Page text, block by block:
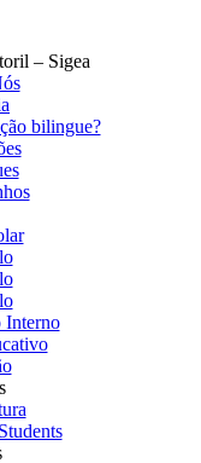
– Sigea
bilingue?
Interno